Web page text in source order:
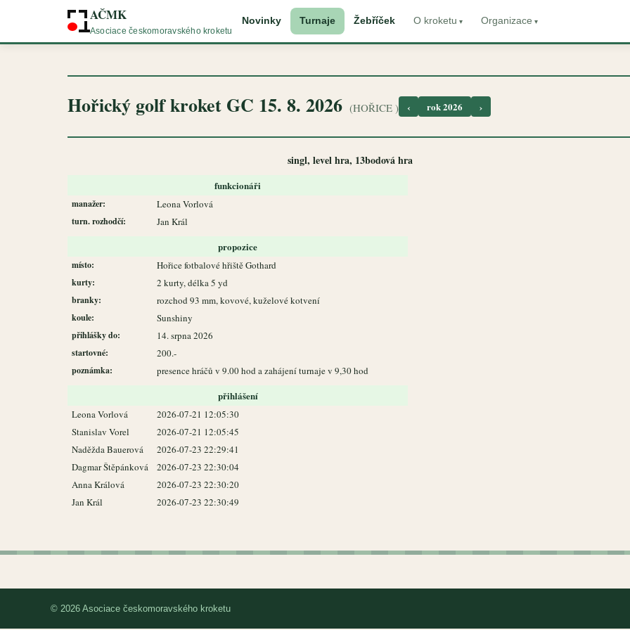
AČMK
Asociace českomoravského kroketu
Novinky Turnaje Žebříček O kroketu Organizace
Hořický golf kroket GC 15. 8. 2026 (HOŘICE ) ‹ rok 2026 ›
singl, level hra, 13bodová hra
funkcionáři
manažer: Leona Vorlová
turn. rozhodčí: Jan Král
propozice
místo: Hořice fotbalové hřiště Gothard
kurty: 2 kurty, délka 5 yd
branky: rozchod 93 mm, kovové, kuželové kotvení
koule: Sunshiny
přihlášky do: 14. srpna 2026
startovné: 200.-
poznámka: presence hráčů v 9.00 hod a zahájení turnaje v 9,30 hod
přihlášení
Leona Vorlová
2026-07-21 12:05:30
Stanislav Vorel
2026-07-21 12:05:45
Naděžda Bauerová
2026-07-23 22:29:41
Dagmar Štěpánková
2026-07-23 22:30:04
Anna Králová
2026-07-23 22:30:20
Jan Král
2026-07-23 22:30:49
© 2026 Asociace českomoravského kroketu